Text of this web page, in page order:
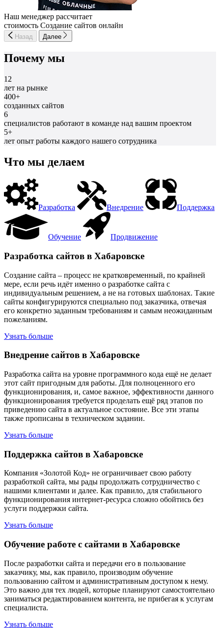
Наш менеджер рассчитает
стоимость Создание сайтов онлайн
Назад Далее
Почему мы
12
лет на рынке
400+
созданных сайтов
6
специалистов работают в команде над вашим проектом
5+
лет опыт работы каждого нашего сотрудника
Что мы делаем
Разработка Внедрение Поддержка
Обучение Продвижение
Разработка сайтов в Хабаровске
Создание сайта – процесс не кратковременный, по крайней
мере, если речь идёт именно о разработке сайта с
индивидуальным решением, а не на готовых шаблонах. Такие
сайты конфигурируются специально под заказчика, отвечая
его конкретно заданным требованиям и самым неожиданным
пожеланиям.
Узнать больше
Внедрение сайтов в Хабаровске
Разработка сайта на уровне программного кода ещё не делает
этот сайт пригодным для работы. Для полноценного его
функционирования, и, самое важное, эффективности данного
функционирования требуется проделать ещё ряд этапов по
приведению сайта в актуальное состояние. Все эти этапы
также прописаны в техническом задании.
Узнать больше
Поддержка сайтов в Хабаровске
Компания «Золотой Код» не ограничивает свою работу
разработкой сайта, мы рады продолжать сотрудничество с
нашими клиентами и далее. Как правило, для стабильного
функционирования интернет-ресурса сложно обойтись без
услуги поддержки сайта.
Узнать больше
Обучение работе с сайтами в Хабаровске
После разработки сайта и передачи его в пользование
заказчику, мы, как правило, производим обучение
пользованию сайтом и административным доступом к нему.
Это важно для тех людей, которые планируют самостоятельно
заниматься редактированием контента, не прибегая к услугам
специалиста.
Узнать больше